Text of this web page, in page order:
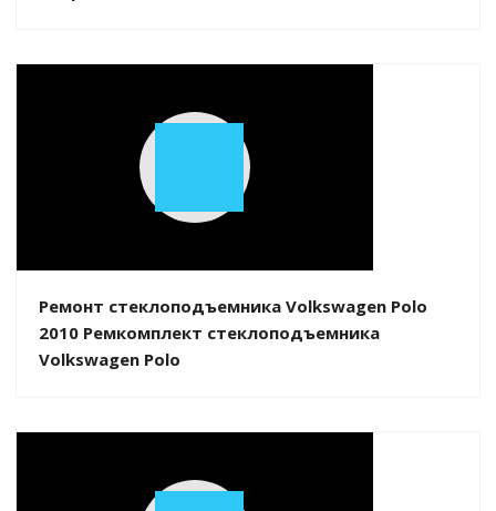
Play
Ремонт стеклоподъемника Volkswagen Polo
2010 Ремкомплект стеклоподъемника
Volkswagen Polo